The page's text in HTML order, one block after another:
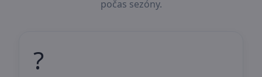
počas sezóny.
?